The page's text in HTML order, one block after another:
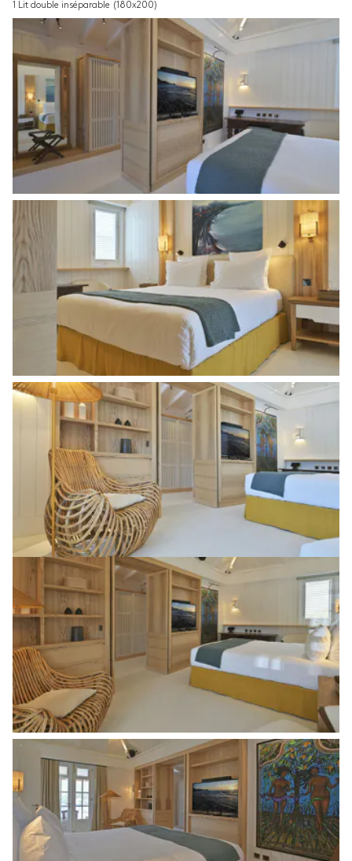
1 Lit double inséparable (180x200)